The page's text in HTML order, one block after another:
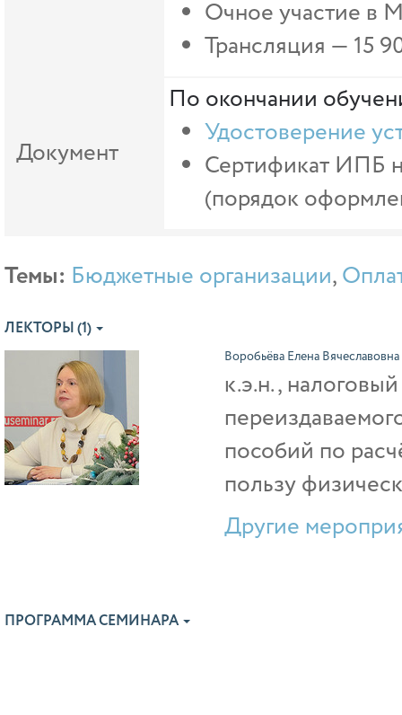
Очное участие в
Трансляция — 15
Документ
По окончании
Удостоверение
Сертификат ИПБ
(порядок
Темы: Бюджетные организации,
ЛЕКТОРЫ (1)
Воробьёва Елена Вячеславовна
к.э.н.,
пособий по
пользу
Другие
ПРОГРАММА СЕМИНАРА